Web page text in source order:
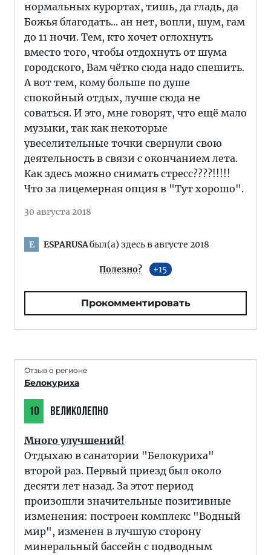
нормальных курортах, тишь, да гладь, да
Божья благодать... ан нет, вопли, шум, гам
до 11 ночи. Тем, кто хочет оглохнуть
вместо того, чтобы отдохнуть от шума
городского, Вам чётко сюда надо спешить.
А вот тем, кому больше по душе
спокойный отдых, лучше сюда не
соваться. И это, мне говорят, что ещё мало
музыки, так как некоторые
увеселительные точки свернули свою
деятельность в связи с окончанием лета.
Как здесь можно снимать стресс????!!!!!
Что за лицемерная опция в "Тут хорошо".
30 августа 2018
E ESPARUSAбыл(а) здесь в августе 2018
Полезно? 15
Прокомментировать
Отзыв о регионе
Белокуриха
10 ВЕЛИКОЛЕПНО
Много улучшений!
Отдыхаю в санатории "Белокуриха"
второй раз. Первый приезд был около
десяти лет назад. За этот период
произошли значительные позитивные
изменения: построен комплекс "Водный
мир", изменен в лучшую сторону
минеральный бассейн с подводным